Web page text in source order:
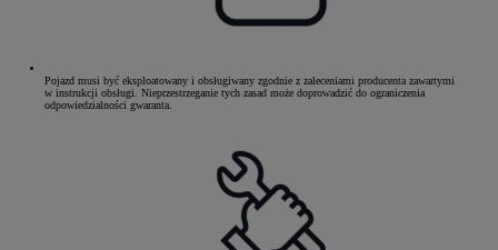
Pojazd musi być eksploatowany i obsługiwany zgodnie z zaleceniami producenta zawartymi
w instrukcji obsługi. Nieprzestrzeganie tych zasad może doprowadzić do ograniczenia
odpowiedzialności gwaranta.